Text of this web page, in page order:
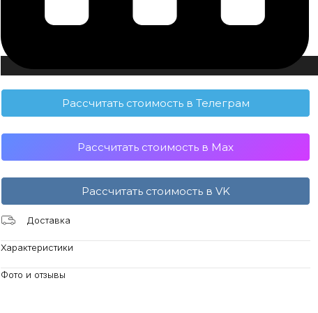
Рассчитать стоимость в Телеграм
Рассчитать стоимость в Max
Рассчитать стоимость в VK
Доставка
Характеристики
Фото и отзывы